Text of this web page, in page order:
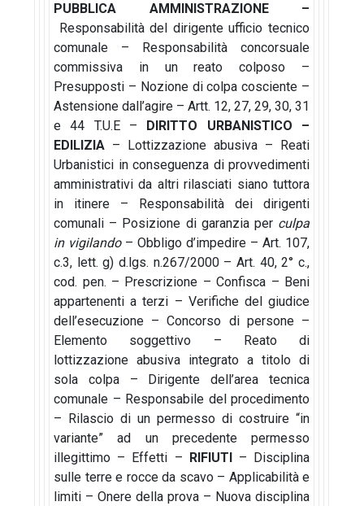
PUBBLICA AMMINISTRAZIONE –
Responsabilità del dirigente ufficio tecnico
comunale – Responsabilità concorsuale
commissiva in un reato colposo –
Presupposti – Nozione di colpa cosciente –
Astensione dall’agire – Artt. 12, 27, 29, 30, 31
e 44 T.U.E –
DIRITTO URBANISTICO –
EDILIZIA – Lottizzazione abusiva – Reati
Urbanistici in conseguenza di provvedimenti
amministrativi da altri rilasciati siano tuttora
in itinere – Responsabilità dei dirigenti
comunali – Posizione di garanzia per culpa
in vigilando– Obbligo d’impedire – Art. 107,
c.3, lett. g) d.lgs. n.267/2000 – Art. 40, 2° c.,
cod. pen. – Prescrizione – Confisca – Beni
appartenenti a terzi – Verifiche del giudice
dell’esecuzione – Concorso di persone –
Elemento soggettivo – Reato di
lottizzazione abusiva integrato a titolo di
sola colpa – Dirigente dell’area tecnica
comunale – Responsabile del procedimento
– Rilascio di un permesso di costruire “in
variante” ad un precedente permesso
illegittimo – Effetti –
RIFIUTI
– Disciplina
sulle terre e rocce da scavo – Applicabilità e
limiti – Onere della prova – Nuova disciplina